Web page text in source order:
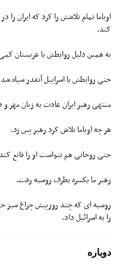
اوباما تمام تلاشش را کرد که ایران
کند.
به همین دلیل روابطش با عربستان
حتی روابطش با اسراییل آنقدر سیاه
منتهی رهبر ایران عادت به زبان
هر چه اوباما تلاش کرد رهبر پس زد.
حتی روحانی هم نتواست او را قانع
رهبر ما یکسره بطرف روسیه رفت.
روسیه ای که چند روزپیش چراغ سبز
را به اسرائیل داد.
دوباره